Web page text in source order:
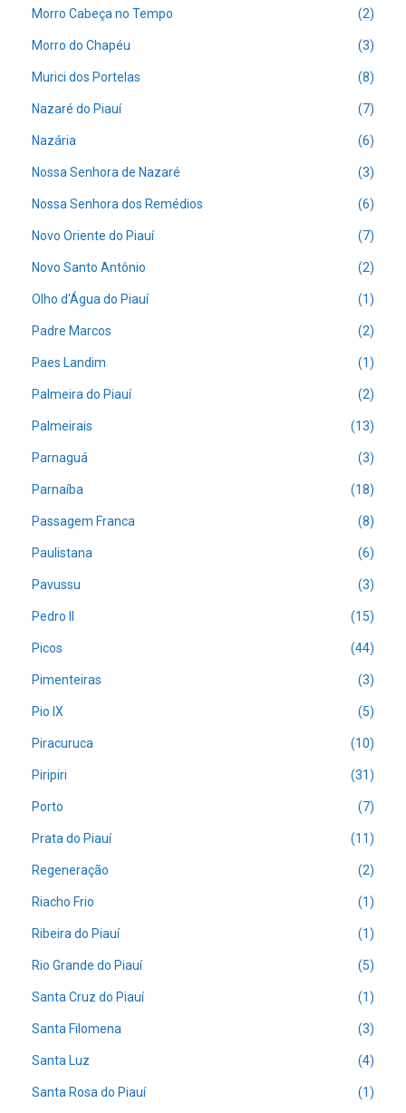
Morro Cabeça no Tempo (2)
Morro do Chapéu (3)
Murici dos Portelas (8)
Nazaré do Piauí (7)
Nazária (6)
Nossa Senhora de Nazaré (3)
Nossa Senhora dos Remédios (6)
Novo Oriente do Piauí (7)
Novo Santo Antônio (2)
Olho d'Água do Piauí (1)
Padre Marcos (2)
Paes Landim (1)
Palmeira do Piauí (2)
Palmeirais (13)
Parnaguá (3)
Parnaíba (18)
Passagem Franca (8)
Paulistana (6)
Pavussu (3)
Pedro II (15)
Picos (44)
Pimenteiras (3)
Pio IX (5)
Piracuruca (10)
Piripiri (31)
Porto (7)
Prata do Piauí (11)
Regeneração (2)
Riacho Frio (1)
Ribeira do Piauí (1)
Rio Grande do Piauí (5)
Santa Cruz do Piauí (1)
Santa Filomena (3)
Santa Luz (4)
Santa Rosa do Piauí (1)